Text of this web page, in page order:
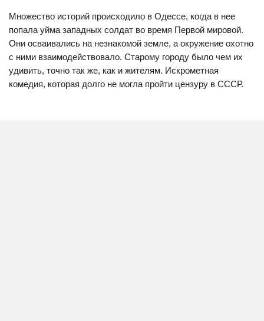
Множество историй происходило в Одессе, когда в нее
попала уйма западных солдат во время Первой мировой.
Они осваивались на незнакомой земле, а окружение охотно
с ними взаимодействовало. Старому городу было чем их
удивить, точно так же, как и жителям. Искрометная
комедия, которая долго не могла пройти цензуру в СССР.